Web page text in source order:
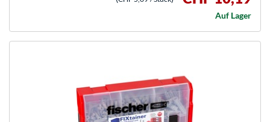
Auf Lager